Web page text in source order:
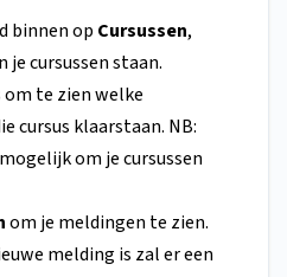
binnen op Cursussen,
je cursussen staan.
om te zien welke
cursus klaarstaan. NB:
om je cursussen
om je meldingen te zien.
melding is zal er een